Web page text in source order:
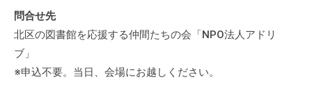
問合せ先
北区の図書館を応援する仲間たちの会「NPO法人アドリ
ブ」
※申込不要。当日、会場にお越しください。